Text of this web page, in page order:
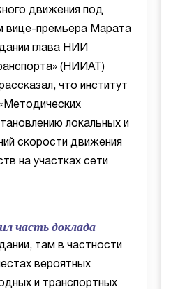
движения под
вице-премьера Марата
глава НИИ
(НИИАТ)
что институт
локальных и
скорости движения
на участках сети
часть доклада
там в частности
вероятных
и транспортных